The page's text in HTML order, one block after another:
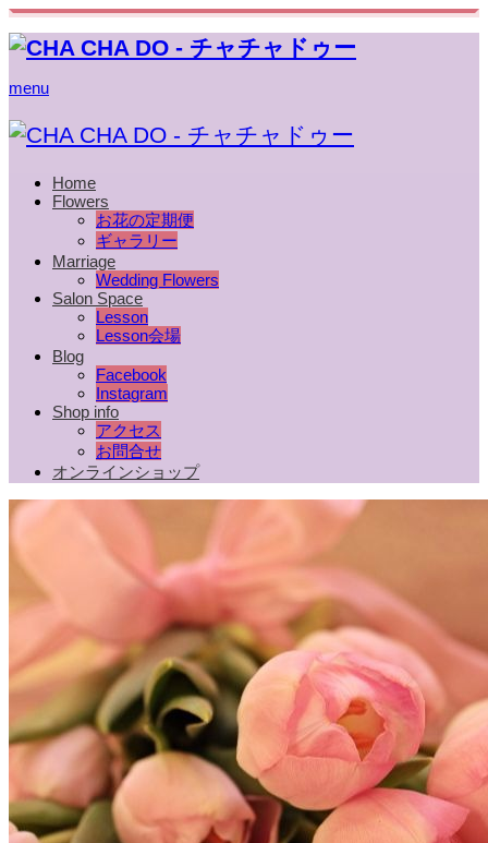
menu
Home
Flowers
お花の定期便
ギャラリー
Marriage
Wedding Flowers
Salon Space
Lesson
Lesson会場
Blog
Facebook
Instagram
Shop info
アクセス
お問合せ
オンラインショップ